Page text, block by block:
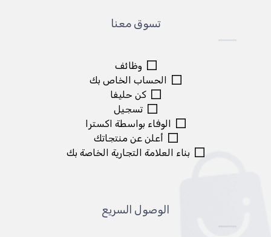
تسوق معنا
وظائف
الحساب الخاص بك
كن حليفا
تسجيل
الوفاء بواسطة اکسترا
أعلن عن منتجاتك
بناء العلامة التجارية الخاصة بك
الوصول السريع